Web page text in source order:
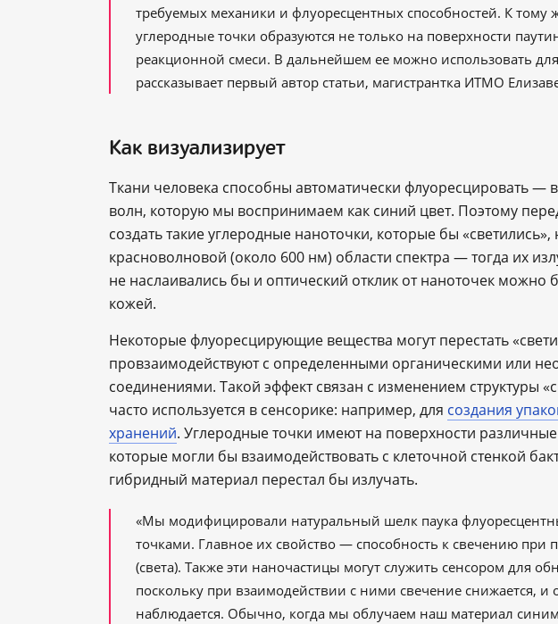
требуемых механики и флуоресцентных способностей. К тому
углеродные точки образуются не только на поверхности
реакционной смеси. В дальнейшем ее можно использовать
рассказывает первый автор статьи, магистрантка ИТМО
Как визуализирует
Ткани человека способны автоматически флуоресцировать —
волн, которую мы воспринимаем как синий цвет. Поэтому
создать такие углеродные наноточки, которые бы
красноволновой (около 600 нм) области спектра — тогда их
не наслаивались бы и оптический отклик от наноточек можно
кожей.
Некоторые флуоресцирующие вещества могут перестать
провзаимодействуют с определенными органическими или
соединениями. Такой эффект связан с изменением структуры
часто используется в сенсорике: например, для создания
хранений. Углеродные точки имеют на поверхности
которые могли бы взаимодействовать с клеточной стенкой
гибридный материал перестал бы излучать.
«Мы модифицировали натуральный шелк паука
точками. Главное их свойство — способность к свечению при
(света). Также эти наночастицы могут служить сенсором для
поскольку при взаимодействии с ними свечение снижается, и
наблюдается. Обычно, когда мы облучаем наш материал синим